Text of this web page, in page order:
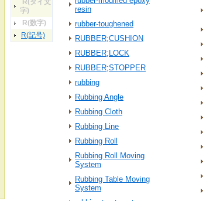
R(タイ文
字)
R(数字)
R(記号)
resin
rubber-toughened
RUBBER;CUSHION
RUBBER;LOCK
RUBBER;STOPPER
rubbing
Rubbing Angle
Rubbing Cloth
Rubbing Line
Rubbing Roll
Rubbing Roll Moving
System
Rubbing Table Moving
System